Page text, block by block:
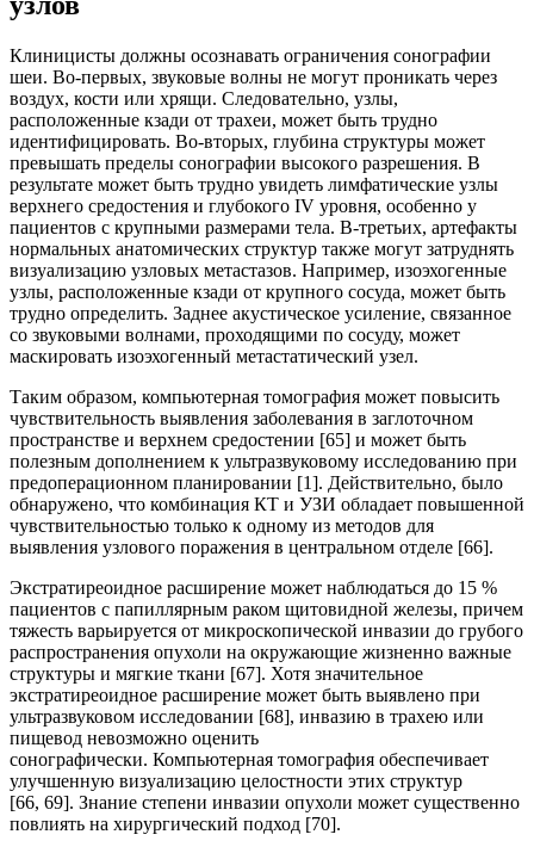
Клиницисты должны осознавать ограничения сонографии
шеи. Во-первых, звуковые волны не могут проникать через
воздух, кости или хрящи. Следовательно, узлы,
расположенные кзади от трахеи, может быть трудно
идентифицировать. Во-вторых, глубина структуры может
превышать пределы сонографии высокого разрешения. В
результате может быть трудно увидеть лимфатические узлы
верхнего средостения и глубокого IV уровня, особенно у
пациентов с крупными размерами тела. В-третьих, артефакты
нормальных анатомических структур также могут затруднять
визуализацию узловых метастазов. Например, изоэхогенные
узлы, расположенные кзади от крупного сосуда, может быть
трудно определить. Заднее акустическое усиление, связанное
со звуковыми волнами, проходящими по сосуду, может
маскировать изоэхогенный метастатический узел.
Таким образом, компьютерная томография может повысить
чувствительность выявления заболевания в заглоточном
пространстве и верхнем средостении [65] и может быть
полезным дополнением к ультразвуковому исследованию при
предоперационном планировании [1]. Действительно, было
обнаружено, что комбинация КТ и УЗИ обладает повышенной
чувствительностью только к одному из методов для
выявления узлового поражения в центральном отделе [66].
Экстратиреоидное расширение может наблюдаться до 15 %
пациентов с папиллярным раком щитовидной железы, причем
тяжесть варьируется от микроскопической инвазии до грубого
распространения опухоли на окружающие жизненно важные
структуры и мягкие ткани [67]. Хотя значительное
экстратиреоидное расширение может быть выявлено при
ультразвуковом исследовании [68], инвазию в трахею или
пищевод невозможно оценить
сонографически. Компьютерная томография обеспечивает
улучшенную визуализацию целостности этих структур
[66, 69]. Знание степени инвазии опухоли может существенно
повлиять на хирургический подход [70].